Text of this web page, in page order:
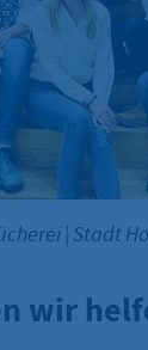
Stadt
wir